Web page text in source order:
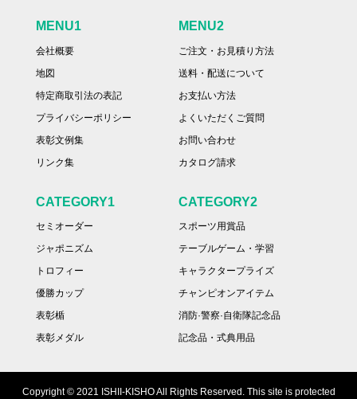
MENU1
会社概要
地図
特定商取引法の表記
プライバシーポリシー
表彰文例集
リンク集
MENU2
ご注文・お見積り方法
送料・配送について
お支払い方法
よくいただくご質問
お問い合わせ
カタログ請求
CATEGORY1
セミオーダー
ジャポニズム
トロフィー
優勝カップ
表彰楯
表彰メダル
CATEGORY2
スポーツ用賞品
テーブルゲーム・学習
キャラクタープライズ
チャンピオンアイテム
消防·警察·自衛隊記念品
記念品・式典用品
Copyright © 2021 ISHII-KISHO All Rights Reserved. This site is protected